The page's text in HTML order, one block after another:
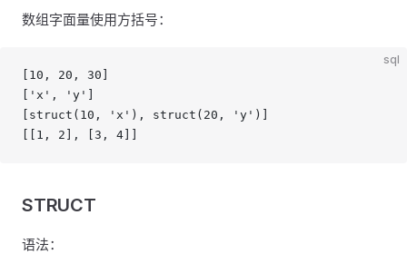
数组字面量使用方括号：
sql
[10, 20, 30]
['x', 'y']
[struct(10, 'x'), struct(20, 'y')]
[[1, 2], [3, 4]]
STRUCT
语法：